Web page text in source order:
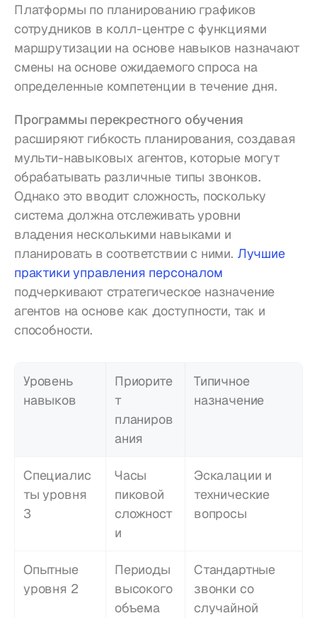
Платформы по планированию графиков
сотрудников в колл-центре с функциями
маршрутизации на основе навыков назначают
смены на основе ожидаемого спроса на
определенные компетенции в течение дня.
Программы перекрестного обучения
расширяют гибкость планирования, создавая
мульти-навыковых агентов, которые могут
обрабатывать различные типы звонков.
Однако это вводит сложность, поскольку
система должна отслеживать уровни
владения несколькими навыками и
планировать в соответствии с ними. Лучшие
практики управления персоналом
подчеркивают стратегическое назначение
агентов на основе как доступности, так и
способности.
Уровень
навыков
Приорите
т
планиров
ания
Типичное
назначение
Специалис
ты уровня
3
Часы
пиковой
сложност
и
Эскалации и
технические
вопросы
Опытные
уровня 2
Периоды
высокого
объема
Стандартные
звонки со
случайной